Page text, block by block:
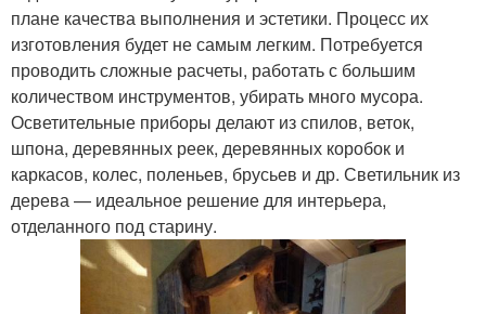
плане качества выполнения и эстетики. Процесс их
изготовления будет не самым легким. Потребуется
проводить сложные расчеты, работать с большим
количеством инструментов, убирать много мусора.
Осветительные приборы делают из спилов, веток,
шпона, деревянных реек, деревянных коробок и
каркасов, колес, поленьев, брусьев и др. Светильник из
дерева — идеальное решение для интерьера,
отделанного под старину.